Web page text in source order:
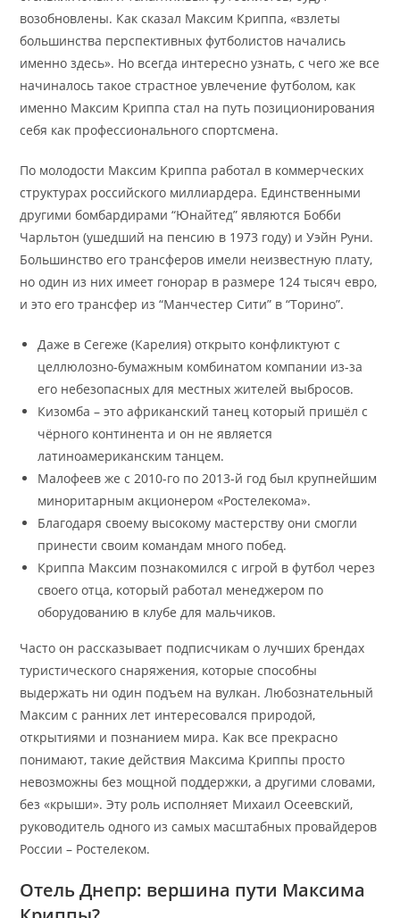
возобновлены. Как сказал Максим Криппа, «взлеты
большинства перспективных футболистов начались
именно здесь». Но всегда интересно узнать, с чего же все
начиналось такое страстное увлечение футболом, как
именно Максим Криппа стал на путь позиционирования
себя как профессионального спортсмена.
По молодости Максим Криппа работал в коммерческих
структурах российского миллиардера. Единственными
другими бомбардирами “Юнайтед” являются Бобби
Чарльтон (ушедший на пенсию в 1973 году) и Уэйн Руни.
Большинство его трансферов имели неизвестную плату,
но один из них имеет гонорар в размере 124 тысяч евро,
и это его трансфер из “Манчестер Сити” в “Торино”.
Даже в Сегеже (Карелия) открыто конфликтуют с
целлюлозно-бумажным комбинатом компании из-за
его небезопасных для местных жителей выбросов.
Кизомба – это африканский танец который пришёл с
чёрного континента и он не является
латиноамериканским танцем.
Малофеев же с 2010-го по 2013-й год был крупнейшим
миноритарным акционером «Ростелекома».
Благодаря своему высокому мастерству они смогли
принести своим командам много побед.
Криппа Максим познакомился с игрой в футбол через
своего отца, который работал менеджером по
оборудованию в клубе для мальчиков.
Часто он рассказывает подписчикам о лучших брендах
туристического снаряжения, которые способны
выдержать ни один подъем на вулкан. Любознательный
Максим с ранних лет интересовался природой,
открытиями и познанием мира. Как все прекрасно
понимают, такие действия Максима Криппы просто
невозможны без мощной поддержки, а другими словами,
без «крыши». Эту роль исполняет Михаил Осеевский,
руководитель одного из самых масштабных провайдеров
России – Ростелеком.
Отель Днепр: вершина пути Максима